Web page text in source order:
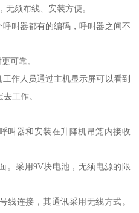
无须布线、安装方便。
叫器都有的编码，呼叫器之间不
可靠。
作人员通过主机显示屏可以看到
工作。
叫器和安装在升降机吊笼内接收
。采用9V块电池，无须电源的限
线连接，其通讯采用无线方式。